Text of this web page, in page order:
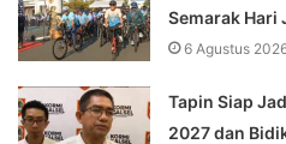
Semarak Hari
6 Agustus
Tapin Siap
2027 dan